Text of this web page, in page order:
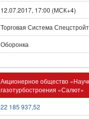
12.07.2017, 17:00 (МСК+4)
Торговая Система
Оборонка
Акционерное общество
газотурбостроения «Салют»
22 185 937,52